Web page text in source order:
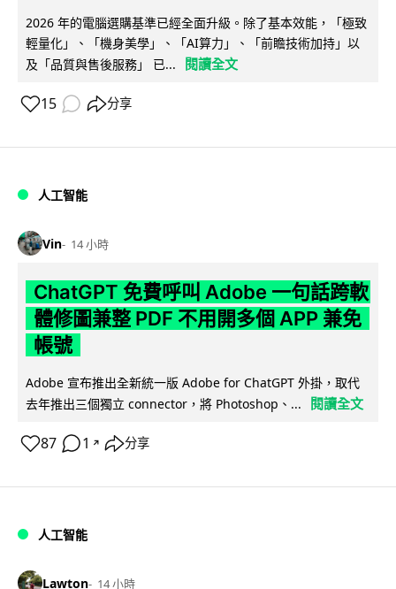
2026 年的電腦選購基準已經全面升級。除了基本效能，「極致
輕量化」、「機身美學」、「AI算力」、「前瞻技術加持」以
及「品質與售後服務」 已...
閱讀全文
15 分享
人工智能
Vin 14 小時
ChatGPT 免費呼叫 Adobe 一句話跨軟
體修圖兼整 PDF 不用開多個 APP 兼免
帳號
Adobe 宣布推出全新統一版 Adobe for ChatGPT 外掛，取代
去年推出三個獨立 connector，將 Photoshop、...
閱讀全文
87 1 ↗ 分享
人工智能
Lawton 14 小時